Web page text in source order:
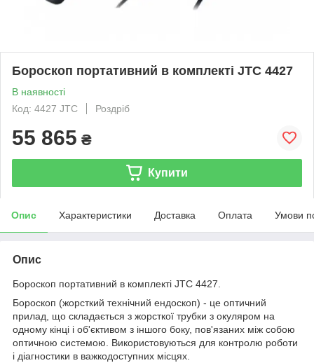
Бороскоп портативний в комплекті JTC 4427
В наявності
Код: 4427 JTC
Роздріб
55 865 ₴
Купити
Опис Характеристики Доставка Оплата Умови
Опис
Бороскоп портативний в комплекті JTC 4427.
Бороскоп (жорсткий технічний ендоскоп) - це оптичний
прилад, що складається з жорсткої трубки з окуляром на
одному кінці і об'єктивом з іншого боку, пов'язаних між собою
оптичною системою. Використовуються для контролю роботи
і діагностики в важкодоступних місцях.